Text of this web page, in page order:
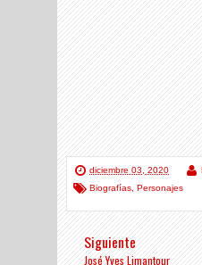
diciembre 03, 2020
Biografías Personajes
Siguiente
José Yves Limantour